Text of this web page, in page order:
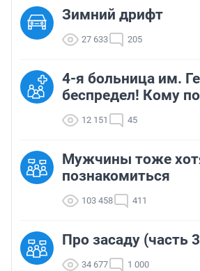
Зимний дрифт
27 633 205
4-я больница им.
беспредел! Кому
12 151 45
Мужчины тоже
познакомиться
103 458 411
Про засаду (часть
34 677 1 000